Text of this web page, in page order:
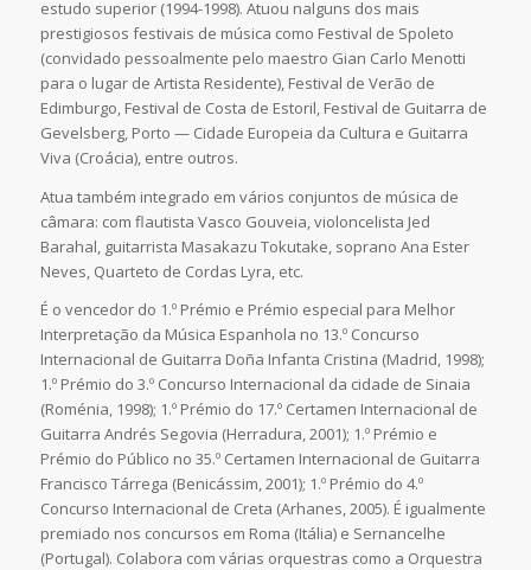
estudo superior (1994-1998). Atuou nalguns dos mais
prestigiosos festivais de música como Festival de Spoleto
(convidado pessoalmente pelo maestro Gian Carlo Menotti
para o lugar de Artista Residente), Festival de Verão de
Edimburgo, Festival de Costa de Estoril, Festival de Guitarra de
Gevelsberg, Porto — Cidade Europeia da Cultura e Guitarra
Viva (Croácia), entre outros.
Atua também integrado em vários conjuntos de música de
câmara: com flautista Vasco Gouveia, violoncelista Jed
Barahal, guitarrista Masakazu Tokutake, soprano Ana Ester
Neves, Quarteto de Cordas Lyra, etc.
É o vencedor do 1.º Prémio e Prémio especial para Melhor
Interpretação da Música Espanhola no 13.º Concurso
Internacional de Guitarra Doña Infanta Cristina (Madrid, 1998);
1.º Prémio do 3.º Concurso Internacional da cidade de Sinaia
(Roménia, 1998); 1.º Prémio do 17.º Certamen Internacional de
Guitarra Andrés Segovia (Herradura, 2001); 1.º Prémio e
Prémio do Público no 35.º Certamen Internacional de Guitarra
Francisco Tárrega (Benicássim, 2001); 1.º Prémio do 4.º
Concurso Internacional de Creta (Arhanes, 2005). É igualmente
premiado nos concursos em Roma (Itália) e Sernancelhe
(Portugal). Colabora com várias orquestras como a Orquestra